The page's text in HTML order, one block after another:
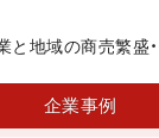
と地域の商売繁盛
企業事例